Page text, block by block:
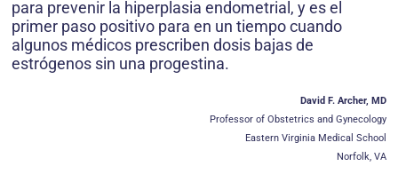
para prevenir la hiperplasia endometrial, y es el
primer paso positivo para en un tiempo cuando
algunos médicos prescriben dosis bajas de
estrógenos sin una progestina.
David F. Archer, MD
Professor of Obstetrics and Gynecology
Eastern Virginia Medical School
Norfolk, VA